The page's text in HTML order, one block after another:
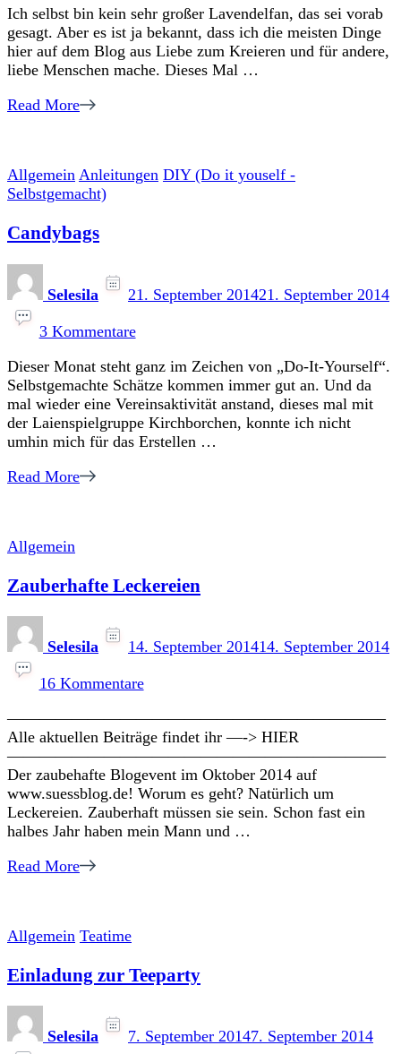
Ich selbst bin kein sehr großer Lavendelfan, das sei vorab
gesagt. Aber es ist ja bekannt, dass ich die meisten Dinge
hier auf dem Blog aus Liebe zum Kreieren und für andere,
liebe Menschen mache. Dieses Mal …
Read More
Allgemein Anleitungen DIY (Do it youself -
Selbstgemacht)
Candybags
Selesila 21. September 201421. September 2014
3 KommentareCandybags
Dieser Monat steht ganz im Zeichen von „Do-It-Yourself“.
Selbstgemachte Schätze kommen immer gut an. Und da
mal wieder eine Vereinsaktivität anstand, dieses mal mit
der Laienspielgruppe Kirchborchen, konnte ich nicht
umhin mich für das Erstellen …
Read More
Allgemein
Zauberhafte Leckereien
Selesila 14. September 201414. September 2014
16 KommentareZauberhafte
———————————————————————–
Alle aktuellen Beiträge findet ihr —-> HIER
———————————————————————–
Der zaubehafte Blogevent im Oktober 2014 auf
www.suessblog.de! Worum es geht? Natürlich um
Leckereien. Zauberhaft müssen sie sein. Schon fast ein
halbes Jahr haben mein Mann und …
Read More
Allgemein Teatime
Einladung zur Teeparty
Selesila 7. September 20147. September 2014